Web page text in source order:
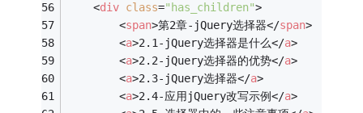
<div class="has_children">
<span>第2章-jQuery选择器</span>
<a>2.1-jQuery选择器是什么</a>
<a>2.2-jQuery选择器的优势</a>
<a>2.3-jQuery选择器</a>
<a>2.4-应用jQuery改写示例</a>